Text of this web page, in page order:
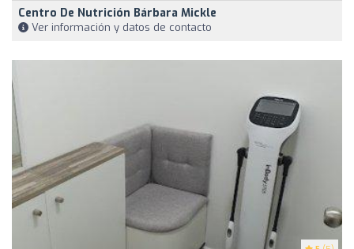
Centro De Nutrición Bárbara Mickle
Ver información y datos de contacto